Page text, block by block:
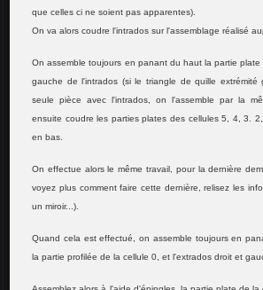
que celles ci ne soient pas apparentes).
On va alors coudre l'intrados sur l'assemblage réalisé
On assemble toujours en panant du haut la partie plate
gauche de l'intrados (si le triangle de quille extrémité
seule pièce avec l'intrados, on l'assemble par la
ensuite coudre les parties plates des cellules 5, 4, 3.
en bas.
On effectue alors le même travail, pour la dernière
voyez plus comment faire cette dernière, relisez les
un miroir...).
Quand cela est effectué, on assemble toujours en
la partie profilée de la cellule 0, et l'extrados droit et